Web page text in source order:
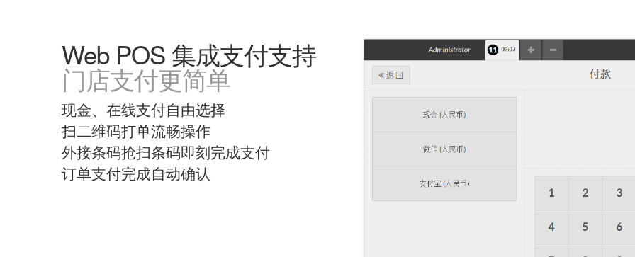
Web POS 集成支付支持
门店支付更简单
现金、在线支付自由选择
扫二维码打单流畅操作
外接条码抢扫条码即刻完成支付
订单支付完成自动确认